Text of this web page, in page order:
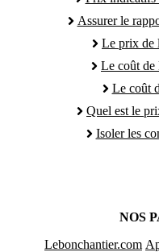
Assurer le
Le prix de
Le coût de
Le coût
Quel est le
Isoler les
NOS
Lebonchantier.com